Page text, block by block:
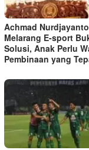
s
Achmad
Melarang E-sport
Solusi, Anak Perlu
Pembinaan yang